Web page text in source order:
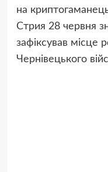
на
Стрия 28 червня
зафіксував місце
Чернівецького